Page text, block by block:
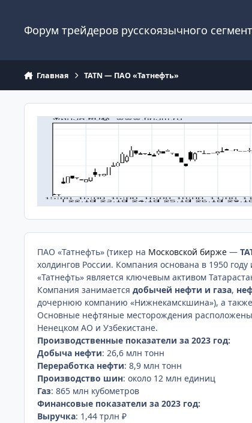
Форум трейдеров русскоязычного
Главная TATN — ПАО «Татнефть»
ПАО «Татнефть» (тикер на Московской бирже —
холдингов России. Компания основана в 1950
«Татнефть» является ключевым активом
Компания занимаетсядобычей нефти и газа,
дочернюю компанию «Нижнекамскшина»), а
Основные нефтяные месторождения расположены
Ненецком АО и Узбекистане.
Производственные показатели за 2023 год:
Добыча нефти: 26,6 млн тонн
Переработка нефти: 8,9 млн тонн
Производство шин: около 12 млн единиц
Газ: 865 млн кубометров
Финансовые показатели за 2023 год:
Выручка: 1,44 трлн ₽